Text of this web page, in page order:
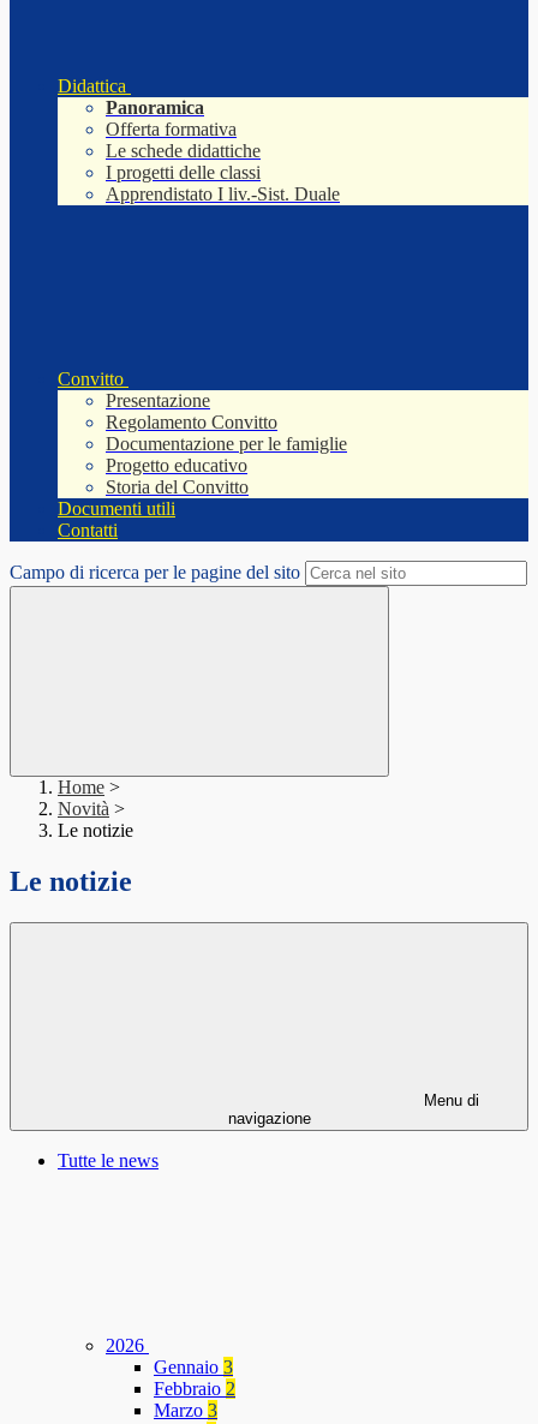
Didattica
Panoramica
Offerta formativa
Le schede didattiche
I progetti delle classi
Apprendistato I liv.-Sist. Duale
Convitto
Presentazione
Regolamento Convitto
Documentazione per le famiglie
Progetto educativo
Storia del Convitto
Documenti utili
Contatti
Campo di ricerca per le pagine del sito
Home >
Novità >
Le notizie
Le notizie
Menu di
navigazione
Tutte le news
2026
Gennaio 3
Febbraio 2
Marzo 3